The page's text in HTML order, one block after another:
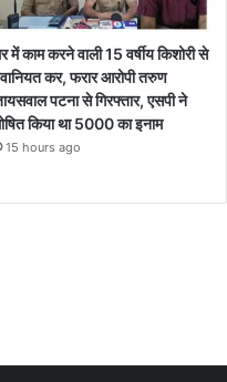
में काम करने वाली 15 वर्षीय किशोरी से
कर, फरार आरोपी तरुण
पटना से गिरफ्तार, एसपी ने
किया था 5000 का इनाम
15 hours ago